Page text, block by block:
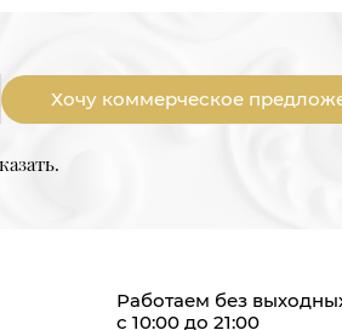
Хочу коммерческое
Работаем без
с 10:00 до 21:00